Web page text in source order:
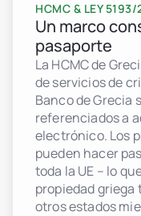
HCMC & LEY
Un marco
pasaporte
La HCMC de
de servicios de
Banco de Grecia
referenciados a
electrónico. Los
pueden hacer
toda la UE – lo
propiedad griega
otros estados